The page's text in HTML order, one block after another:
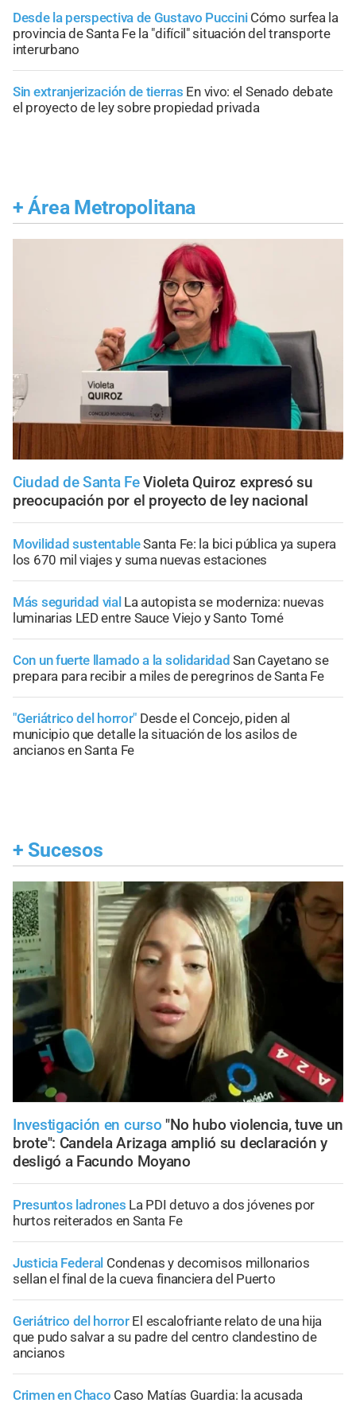
Desde la perspectiva de Gustavo Puccini Cómo surfea la
provincia de Santa Fe la "difícil" situación del transporte
interurbano
Sin extranjerización de tierras En vivo: el Senado debate
el proyecto de ley sobre propiedad privada
+ Área Metropolitana
Ciudad de Santa Fe Violeta Quiroz expresó su
preocupación por el proyecto de ley nacional
Movilidad sustentableSanta Fe: la bici pública ya supera
los 670 mil viajes y suma nuevas estaciones
Más seguridad vial La autopista se moderniza: nuevas
luminarias LED entre Sauce Viejo y Santo Tomé
Con un fuerte llamado a la solidaridad San Cayetano se
prepara para recibir a miles de peregrinos de Santa Fe
"Geriátrico del horror" Desde el Concejo, piden al
municipio que detalle la situación de los asilos de
ancianos en Santa Fe
+ Sucesos
Investigación en curso "No hubo violencia, tuve un
brote": Candela Arizaga amplió su declaración y
desligó a Facundo Moyano
Presuntos ladrones La PDI detuvo a dos jóvenes por
hurtos reiterados en Santa Fe
Justicia Federal Condenas y decomisos millonarios
sellan el final de la cueva financiera del Puerto
Geriátrico del horror El escalofriante relato de una hija
que pudo salvar a su padre del centro clandestino de
ancianos
Crimen en Chaco Caso Matías Guardia: la acusada